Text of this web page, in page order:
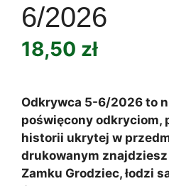
6/2026
18,50 zł
Odkrywca 5-6/2026 to
poświęcony odkryciom,
historii ukrytej w
drukowanym
Zamku Grodziec, łodzi